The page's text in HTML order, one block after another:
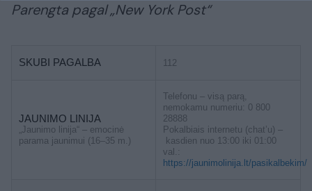
Parengta pagal „New York Post“
SKUBI PAGALBA 112
JAUNIMO LINIJA
„Jaunimo linija“ – emocinė
parama jaunimui (16–35 m.)
Telefonu – visą parą,
nemokamu numeriu: 0 800
28888
Pokalbiais internetu (chat’u) –
kasdien nuo 13:00 iki 01:00
val.:
https://jaunimolinija.lt/pasikalbekim/